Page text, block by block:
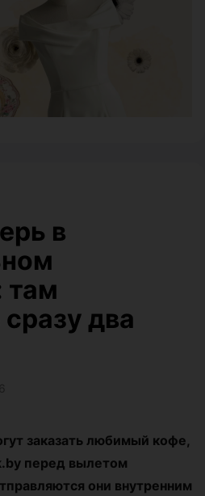
в
там
два
заказать любимый кофе,
перед вылетом
они внутренним